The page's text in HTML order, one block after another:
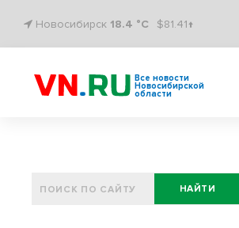
Новосибирск 18.4 °C $81.41↑
Все новости
Новосибирской
области
НАЙТИ